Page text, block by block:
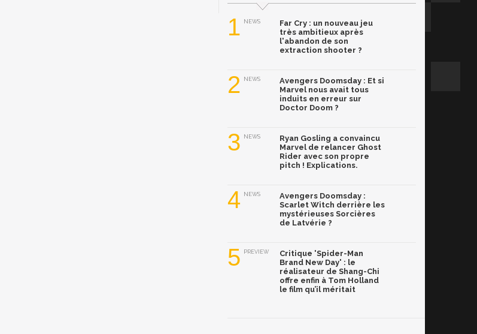
1 NEWS
Far Cry : un nouveau jeu
très ambitieux après
l'abandon de son
extraction shooter ?
2 NEWS
Avengers Doomsday : Et si
Marvel nous avait tous
induits en erreur sur
Doctor Doom ?
3 NEWS
Ryan Gosling a convaincu
Marvel de relancer Ghost
Rider avec son propre
pitch ! Explications.
4 NEWS
Avengers Doomsday :
Scarlet Witch derrière les
mystérieuses Sorcières
de Latvérie ?
5 PREVIEW
Critique 'Spider-Man
Brand New Day' : le
réalisateur de Shang-Chi
offre enfin à Tom Holland
le film qu’il méritait